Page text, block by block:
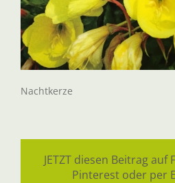
Nachtkerze
JETZT diesen Beitrag auf
Pinterest oder per